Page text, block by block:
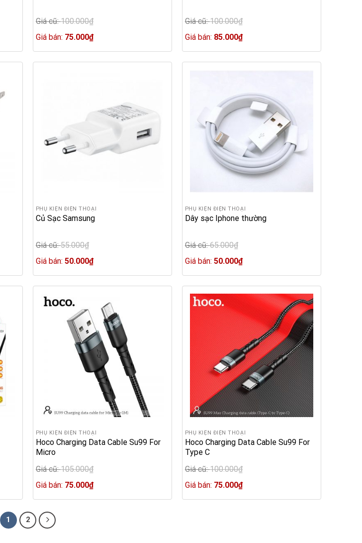
Giá cũ:100.000₫
price
100.000₫.
Giá bán: 75.000₫Current
price
is:
75.000₫.
Giá cũ:100.000₫
price
100.000₫.
Giá bán: 85.000₫Current
price
is:
85.000₫.
PHỤ KIỆN ĐIỆN THOẠI
Củ Sạc Samsung
Giá cũ:55.000₫
price
55.000₫.
Giá bán: 50.000₫Current
price
is:
50.000₫.
PHỤ KIỆN ĐIỆN THOẠI
Dây sạc Iphone thường
Giá cũ:65.000₫
price
65.000₫.
Giá bán: 50.000₫Current
price
is:
50.000₫.
PHỤ KIỆN ĐIỆN THOẠI
Hoco Charging Data Cable Su99 For
Micro
Giá cũ:105.000₫
price
105.000₫.
Giá bán: 75.000₫Current
price
is:
PHỤ KIỆN ĐIỆN THOẠI
Hoco Charging Data Cable Su99 For
Type C
Giá cũ:100.000₫
price
100.000₫.
Giá bán: 75.000₫Current
price
is:
1 2